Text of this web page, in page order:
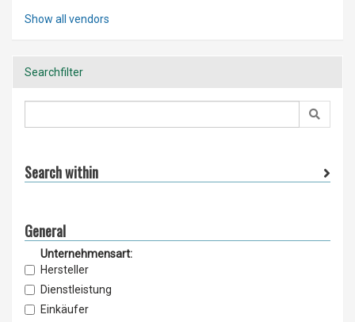
Show all vendors
Searchfilter
Search within
General
Unternehmensart:
Hersteller
Dienstleistung
Einkäufer